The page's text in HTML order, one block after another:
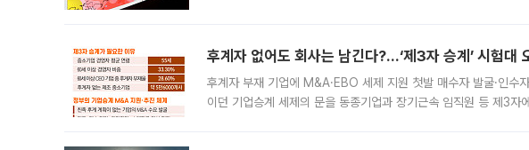
후계자 없어도 회사는 남긴다?…‘제3자 승계’ 시험대
후계자 부재 기업에 M&A·EBO 세제 지원 첫발 매수자 발굴·인수
이던 기업승계 세제의 문을 동종기업과 장기근속 임직원 등 제3자